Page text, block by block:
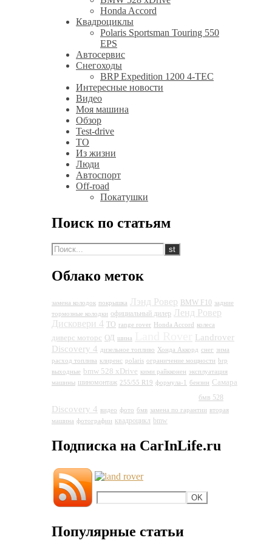
Honda Accord
Квадроциклы
Polaris Sportsman Touring 550
EPS
Автосервис
Снегоходы
BRP Expedition 1200 4-TEC
Интересные новости
Видео
Моя машина
Обзор
Test-drive
ТО
Из жизни
Люди
Автоспорт
Off-road
Покатушки
Поиск по статьям
Облако меток
замена колодок покрышка Лэнд Ровер BMW F10 задние
тормозные колодки официальный дилер Ленд Ровер
Дисковери 4 ТО range rover Honda Accord колеса
диверс моторс ОД шина
Landrover
Discovery 4 дизельное топливо Хонда Аккорд снег зима
расход топлива клиренс polaris ограничение мощности
brp
выходные bmw 528 xDrive кими райкконен эксплуатация
машины шиномонтаж 255/55 R19 формула-1 бензин Самара
бмв 528
Discovery 4 видео фото бмв замена по гарантии вторая
машина фотографии квадроцикл bmw
Подписка на CarInLife.ru
Популярные статьи